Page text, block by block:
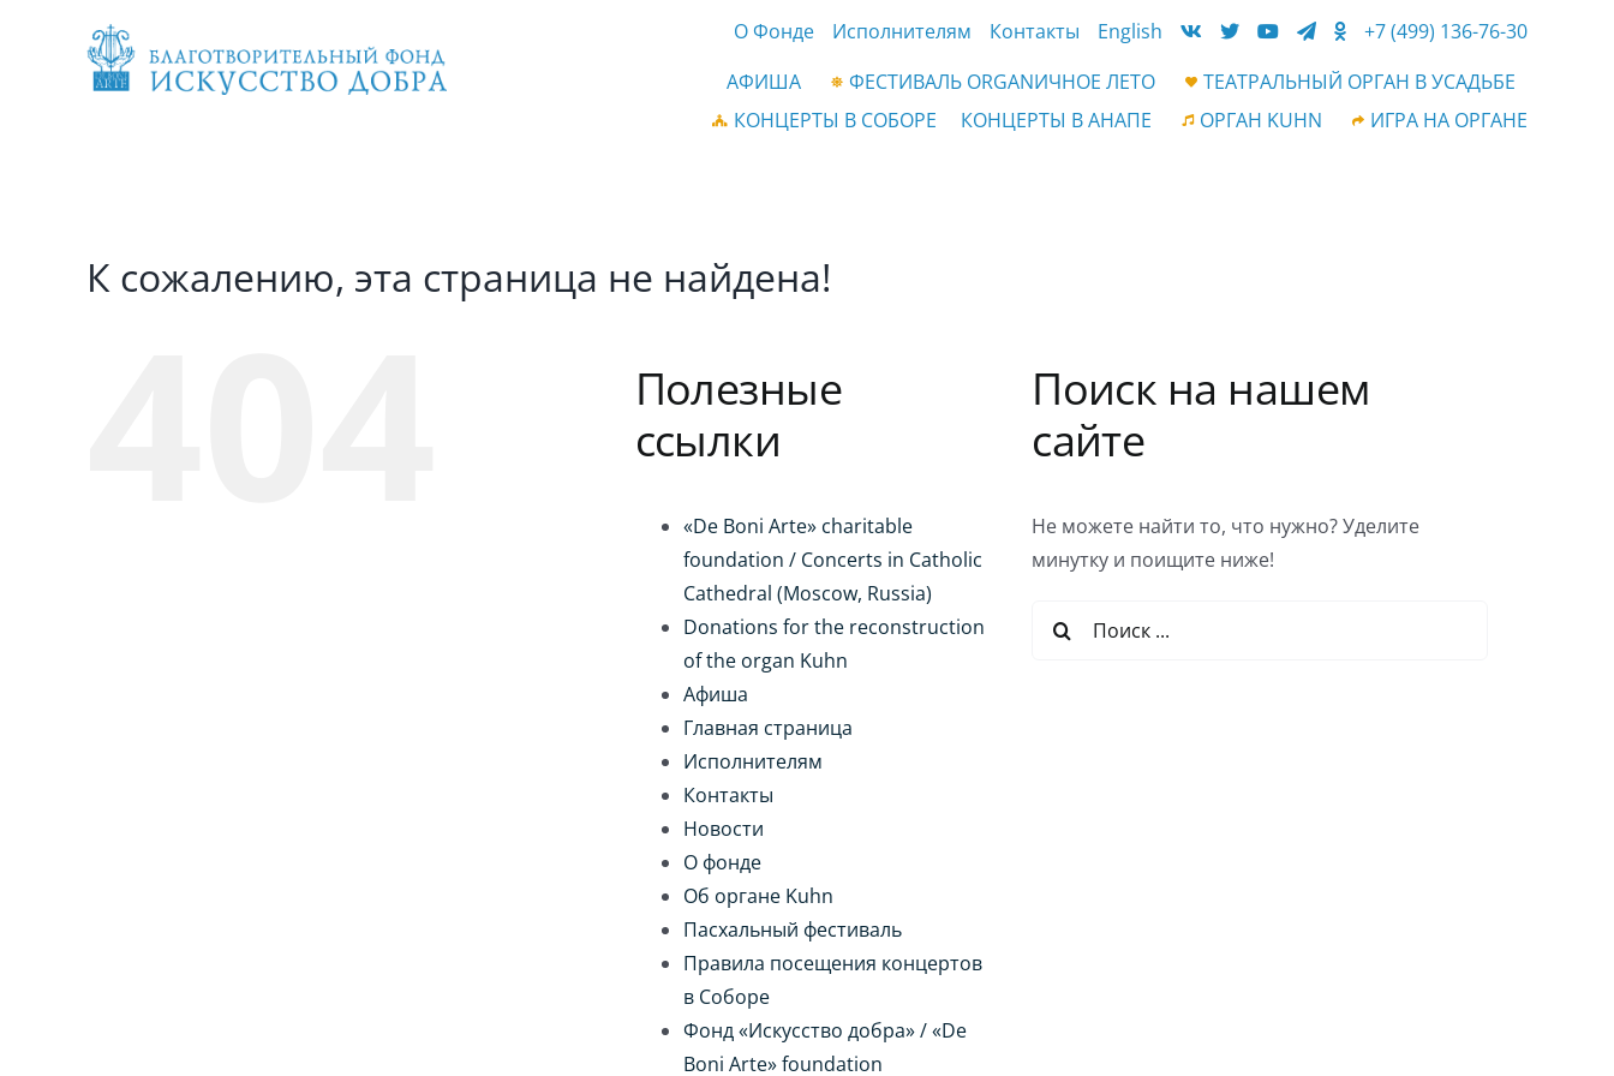
О Фонде Исполнителям Контакты English
+7 (499) 136-76-30
АФИША
ФЕСТИВАЛЬ ORGANИЧНОЕ ЛЕТО
ТЕАТРАЛЬНЫЙ ОРГАН В УСАДЬБЕ
КОНЦЕРТЫ В СОБОРЕ
КОНЦЕРТЫ В АНАПЕ ОРГАН KUHN ИГРА НА ОРГАНЕ
К сожалению, эта страница не найдена!
Полезные
ссылки
«De Boni Arte» charitable
foundation / Concerts in Catholic
Cathedral (Moscow, Russia)
Donations for the reconstruction
of the organ Kuhn
Афиша
Главная страница
Исполнителям
Контакты
Новости
О фонде
Об органе Kuhn
Пасхальный фестиваль
Правила посещения концертов
в Соборе
Фонд «Искусство добра» / «De
Boni Arte» foundation
Поиск на нашем
сайте
Не можете найти то, что нужно? Уделите
минутку и поищите ниже!
Результат
поиска: